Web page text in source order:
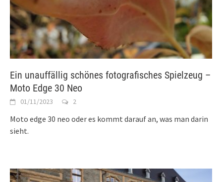
Ein unauffällig schönes fotografisches Spielzeug –
Moto Edge 30 Neo
01/11/2023 2
Moto edge 30 neo oder es kommt darauf an, was man darin
sieht.